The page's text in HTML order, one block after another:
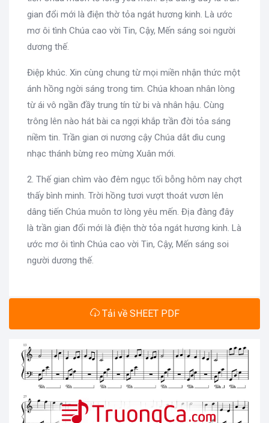
gian đổi mới là điện thờ tỏa ngát hương kinh. Là ước
mơ ôi tình Chúa cao vời Tin, Cậy, Mến sáng soi người
dương thế.
Điệp khúc. Xin cùng chung từ mọi miền nhận thức một
ánh hồng ngời sáng trong tim. Chúa khoan nhân lòng
từ ái vô ngần đầy trung tín từ bi và nhân hậu. Cùng
trông lên nào hát bài ca ngợi khắp trần đời tỏa sáng
niềm tin. Trần gian ơi nương cậy Chúa dắt dìu cung
nhạc thánh bừng reo mừng Xuân mới.
2. Thế gian chìm vào đêm ngục tối bỗng hôm nay chợt
thấy bình minh. Trời hồng tươi vượt thoát vươn lên
dâng tiến Chúa muôn tơ lòng yêu mến. Địa đàng đây
là trần gian đổi mới là điện thờ tỏa ngát hương kinh. Là
ước mơ ôi tình Chúa cao vời Tin, Cậy, Mến sáng soi
người dương thế.
Tải về SHEET PDF